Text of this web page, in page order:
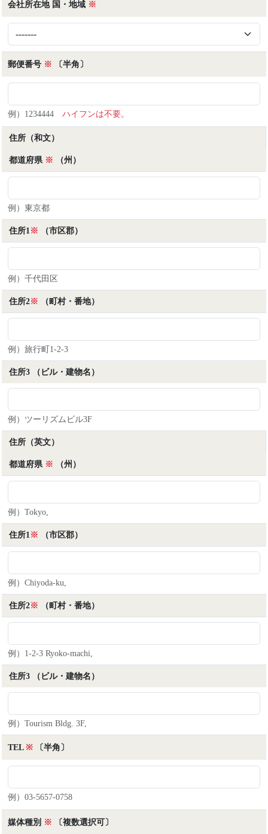
• 各種プログラム（開閉会式、講演、セミナー等）お
よび展示会でのプレゼンテーション内容の全体または
一部について、録画・録音・複製・転載・インターネ
ット配信（動画・音声含む）は原則禁止とします。
• 施設へ持ち込まれた撮影物品（貴重品を含む）等の
如何に関わらず、当協会は一切の責任を負いません。
被った場合、その損害に対し全額賠償請求をさせてい
• 本規程については、日本法を準拠法とします。
• 本規程の内容は予告なく変更することがあります。
ツーリズムEXPOジャパン推進室
の役割を明確にして、管理責任者が適切に個⼈情報保
わせ窓⼝で受け付けております。
2. 当主催者が取得した個⼈情報は、常に正確かつ最
新の状態に保ち、個⼈情報データベース等への不正ア
クセス並びに個人データの紛失、破壊、改ざん及び漏
じ、事業の実情に合致した経営資源を注⼊し個⼈情報
セキュリティ体制を継続的に向上させます。また、万
が⼀漏えい等の事故が発⽣したときは速やかに是正措
置を講じます。
５．個人情報の第三者提供
げる場合はこの限りではありません。
1. 法令に基づく場合。
2. 人の生命、身体又は財産の保護のために必要があ
る場合であって、お客様の同意を得ることが困難であ
3. 公衆衛生の向上又は児童の健全な育成の推進のた
めに特に必要がある場合であって、お客様の同意を得
ることが困難であるとき。
4. 国の機関若しくは地方公共団体又はその委託を受
けた者が法令の定める事務を遂行することに対して協
ことにより当該事務の遂行に支障を及ぼすおそれがあ
るとき。
に個人情報の処理に関する業務の⼀部を外部に委託す
ることがあります。この場合、当主催者は個⼈情報を
当該委託先との間で個⼈情報の適正管理・機密保持等
に必要な事項を取り決め、契約等において当主催者と
当主催者は、当主催者が保有する個⼈情報について、
お客様ご本⼈⼜はその代理⼈から開⽰・訂正・利用停
止・消去・第三者への提供の停⽌のお求めのお申し出
があった場合、 合理的な範囲で対応いたします。た
利益を害するおそれのある場合、 当主催者の業務遂
⾏に著しく⽀障をきたす場合、又は他の法令に違反す
申し出の全部または一部に応じられない場合は、その
理由をご説明いたします。
８．その他注意事項
1. 当サイトからリンクやバナーなどによって第三者
の運営するサイトに移動された場合の個人情報の取り
さい。
2. 当サイトのコンテンツ・情報につきましては可能
な限り正確な情報を掲載するよう努めておりますが、
お客様に生じた損害等の一切の責任を負いかねますの
でご了承ください。
９．法令等の遵守
会社所在地 国・地域 ※
郵便番号 ※ 〔半角〕
例）1234444 ハイフンは不要。
住所 （和文）
都道府県 ※ （州）
例）東京都
住所1 ※ （市区郡）
例）千代田区
住所2※ （町村・番地）
例）旅行町1-2-3
住所3 （ビル・建物名）
例）ツーリズムビル3F
住所 （英文）
都道府県 ※ （州）
例）Tokyo,
住所1 ※ （市区郡）
例）Chiyoda-ku,
住所2※ （町村・番地）
例）1-2-3 Ryoko-machi,
住所3 （ビル・建物名）
例）Tourism Bldg. 3F,
TEL ※ 〔半角〕
例）03-5657-0758
媒体種別 ※ 〔複数選択可〕